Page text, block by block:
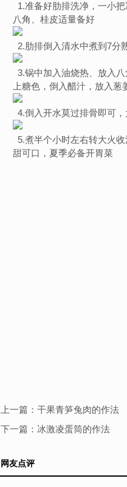
1.准备好肋排洗净，一小
八角、桂皮适量备好
2.肋排倒入清水中煮到7分
3.锅中加入油烧热、放入
上糖色，倒入醋汁，放入葱
4.倒入开水莫过排骨即可，
5.煮半个小时左右转大火
甜可口，夏季必备开胃菜
上一篇： 干果青笋兔肉的作法
下一篇： 冰激凌蛋筒的作法
网友点评